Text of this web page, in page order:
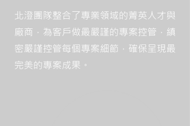
北澄團隊整合了專業領域的菁英人才與
廠商，為客戶做最嚴謹的專案控管，縝
密嚴謹控管每個專案細節，確保呈現最
完美的專案成果。